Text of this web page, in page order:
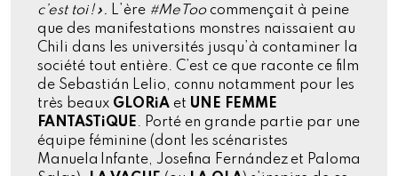
c’est toi ! ». L’ère #MeToocommençait à peine
que des manifestations monstres naissaient au
Chili dans les universités jusqu’à contaminer la
société tout entière. C’est ce que raconte ce film
de Sebastián Lelio, connu notamment pour les
très beaux GLORiA et UNE FEMME
FANTASTiQUE. Porté en grande partie par une
équipe féminine (dont les scénaristes
Manuela Infante, Josefina Fernández et Paloma